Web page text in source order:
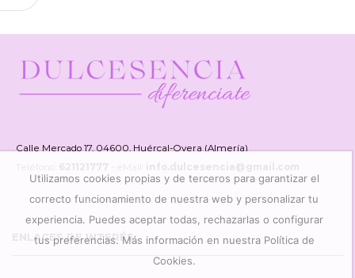
Calle Mercado 17, 04600, Huércal-Overa (Almería)
Teléfono: 621121777 info.dulcesencia@gmail.com
ENLACES DE INTERÉS
Utilizamos cookies propias y de terceros para garantizar el
correcto funcionamiento de nuestra web y personalizar tu
experiencia. Puedes aceptar todas, rechazarlas o configurar
tus preferencias. Más información en nuestra Política de
Cookies.